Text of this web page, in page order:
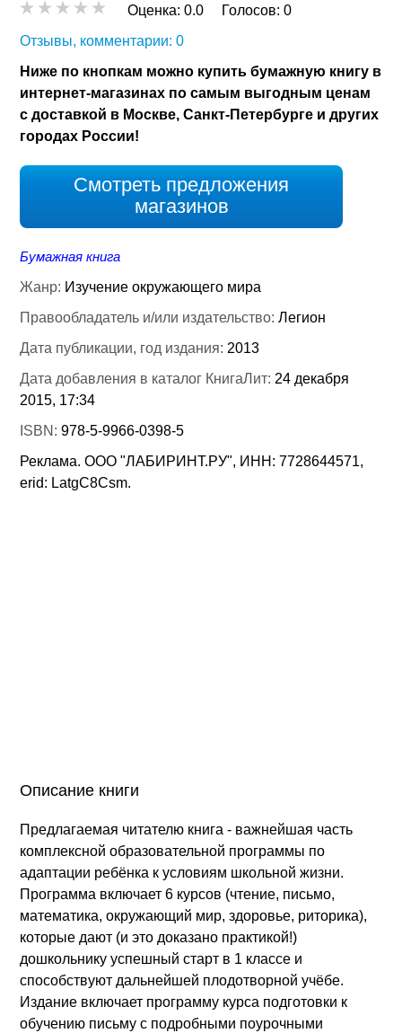
Оценка:0.0 Голосов:0
Отзывы, комментарии: 0
Ниже по кнопкам можно купить бумажную книгу в
интернет-магазинах по самым выгодным ценам
с доставкой в Москве, Санкт-Петербурге и других
городах России!
Смотреть предложения
магазинов
Бумажная книга
Жанр: Изучение окружающего мира
Правообладатель и/или издательство:Легион
Дата публикации, год издания: 2013
Дата добавления в каталог КнигаЛит: 24 декабря
2015, 17:34
ISBN:978-5-9966-0398-5
Реклама. ООО "ЛАБИРИНТ.РУ", ИНН: 7728644571,
erid: LatgC8Csm.
Описание книги
Предлагаемая читателю книга - важнейшая часть
комплексной образовательной программы по
адаптации ребёнка к условиям школьной жизни.
Программа включает 6 курсов (чтение, письмо,
математика, окружающий мир, здоровье, риторика),
которые дают (и это доказано практикой!)
дошкольнику успешный старт в 1 классе и
способствуют дальнейшей плодотворной учёбе.
Издание включает программу курса подготовки к
обучению письму с подробными поурочными